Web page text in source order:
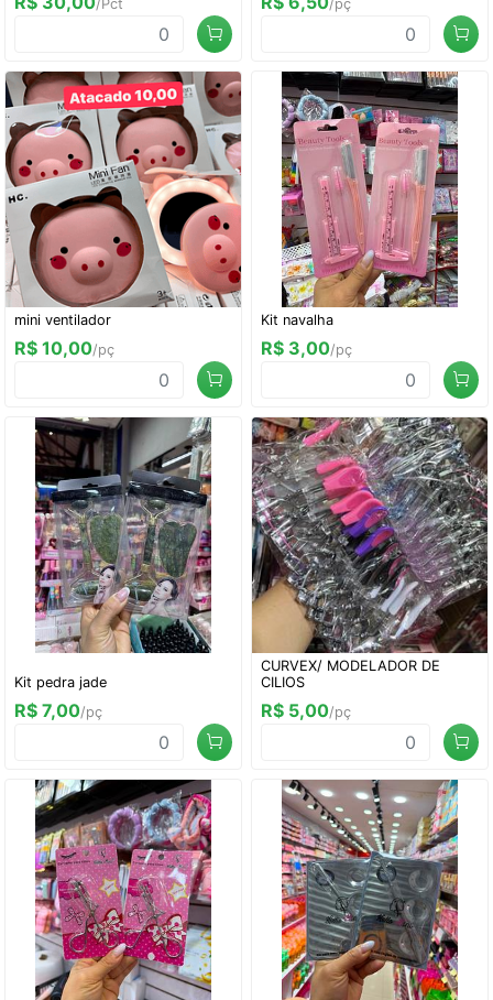
/Pct /pç
mini ventilador
R$ 10,00/pç
Kit navalha
R$ 3,00/pç
Kit pedra jade
R$ 7,00/pç
CURVEX/ MODELADOR DE
CILIOS
R$ 5,00/pç